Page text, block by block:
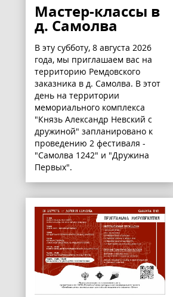
Мастер-классы в
д. Самолва
В эту субботу, 8 августа 2026
года, мы приглашаем вас на
территорию Ремдовского
заказника в д. Самолва. В этот
день на территории
мемориального комплекса
"Князь Александр Невский с
дружиной" запланировано к
проведению 2 фестиваля -
"Самолва 1242" и "Дружина
Первых".